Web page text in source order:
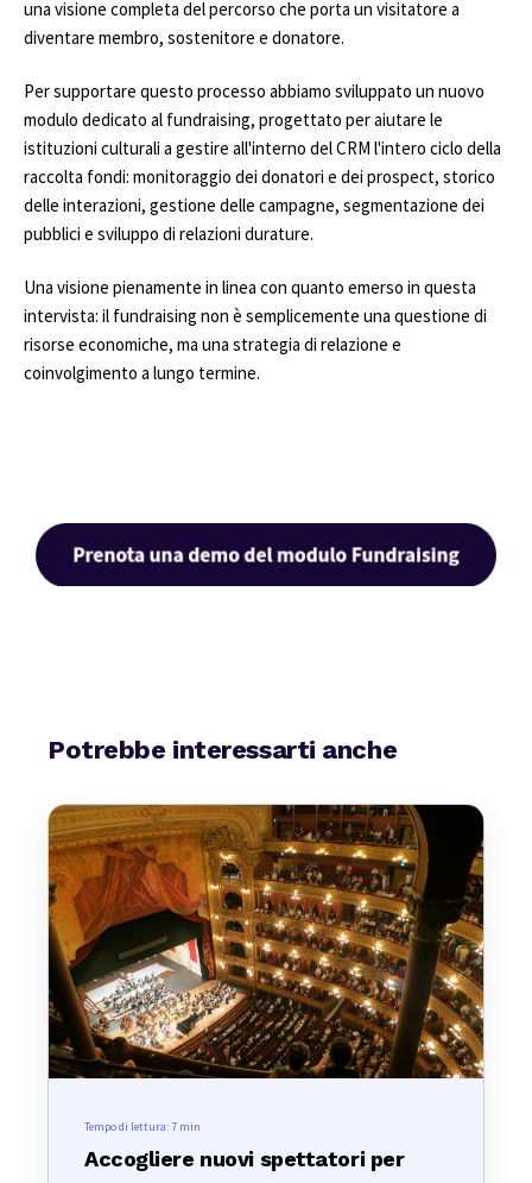
una visione completa del percorso che porta un visitatore a
diventare membro, sostenitore e donatore.
Per supportare questo processo abbiamo sviluppato un nuovo
modulo dedicato al fundraising, progettato per aiutare le
istituzioni culturali a gestire all'interno del CRM l'intero ciclo della
raccolta fondi: monitoraggio dei donatori e dei prospect, storico
delle interazioni, gestione delle campagne, segmentazione dei
pubblici e sviluppo di relazioni durature.
Una visione pienamente in linea con quanto emerso in questa
intervista: il fundraising non è semplicemente una questione di
risorse economiche, ma una strategia di relazione e
coinvolgimento a lungo termine.
Potrebbe interessarti anche
Tempo di lettura:7 min
Accogliere nuovi spettatori per